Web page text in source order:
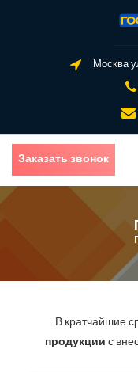
Москва
Заказать звонок
В кратчайшие
продукциис